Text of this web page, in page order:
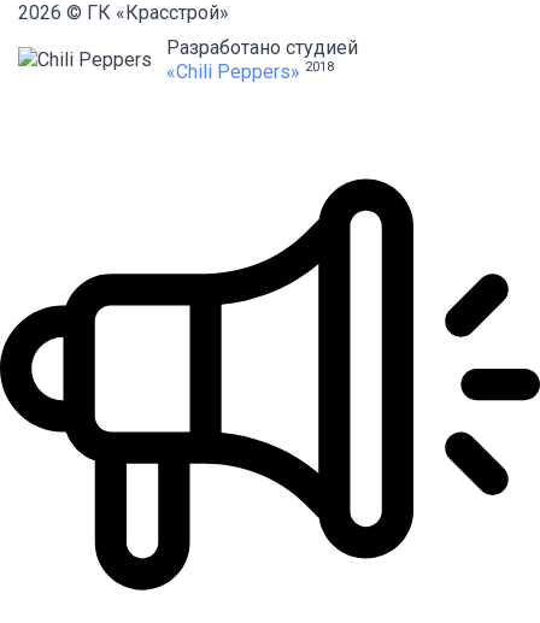
2026 © ГК «Красстрой»
Разработано студией
«Chili Peppers» 2018